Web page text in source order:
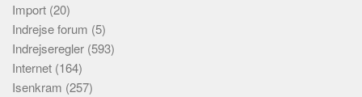
Import (20)
Indrejse forum (5)
Indrejseregler (593)
Internet (164)
Isenkram (257)